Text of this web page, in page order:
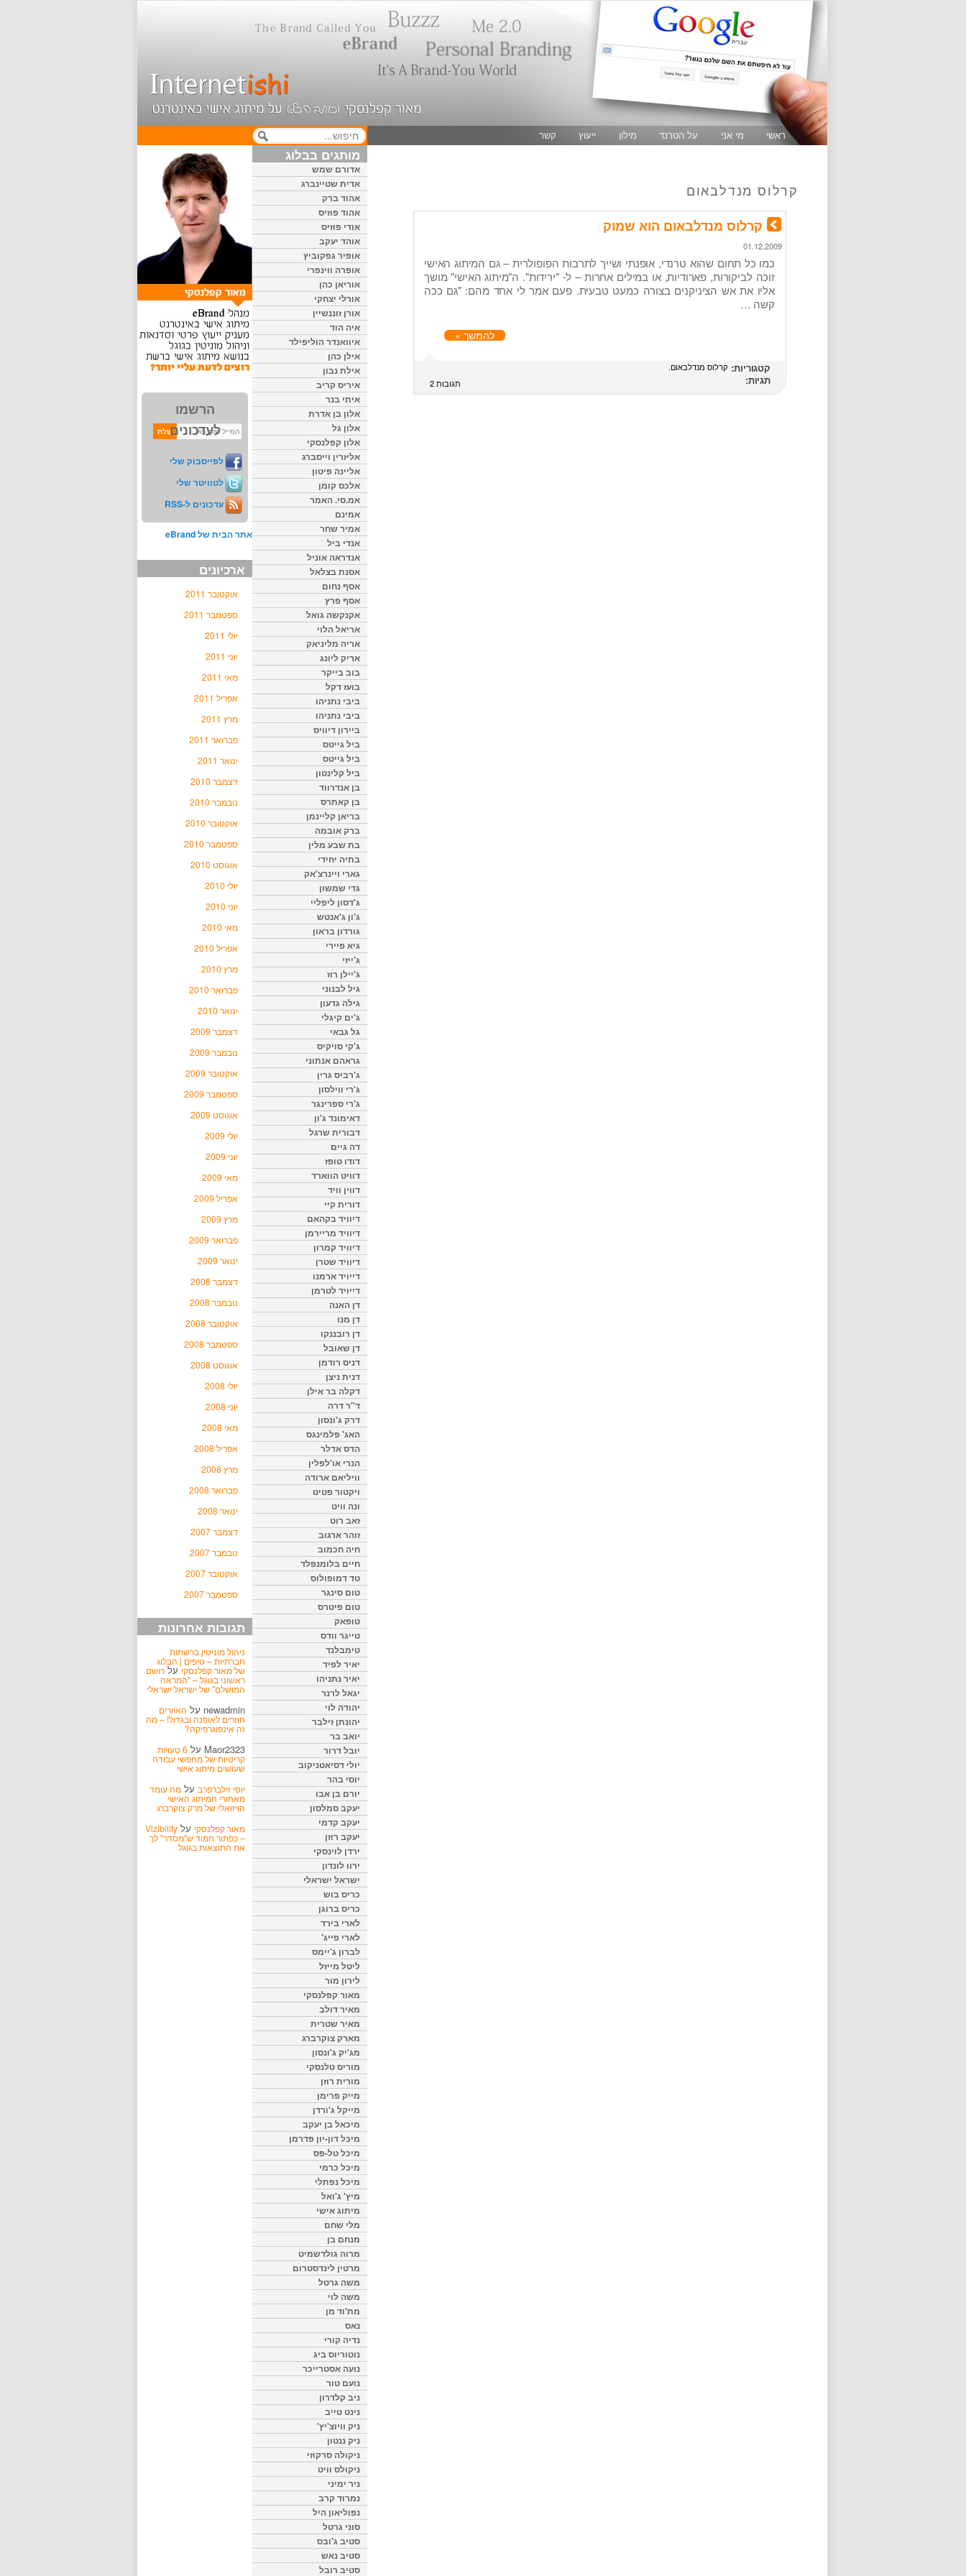
ראשי מי אני על הטרנד מילון ייעוץ קשר
קרלוס מנדלבאום
קרלוס מנדלבאום הוא שמוק
01.12.2009
כמו כל תחום שהוא טרנדי, אופנתי ושייך לתרבות הפופולרית – גם המיתוג האישי
זוכה לביקורות, פארודיות, או במילים אחרות – ל- "ירידות". ה"מיתוג האישי" מושך
אליו את אש הציניקנים בצורה כמעט טבעית. פעם אמר לי אחד מהם: "גם ככה
קשה …
להמשך »
קטגוריות: קרלוס מנדלבאום
תגיות: תגובות 2
הרשמו
לעדכונים
לפייסבוק שלי
לטוויטר שלי
עדכונים ל-RSS
אתר הבית של eBrand
ארכיונים
אוקטובר 2011
ספטמבר 2011
יולי 2011
יוני 2011
מאי 2011
אפריל 2011
מרץ 2011
פברואר 2011
ינואר 2011
דצמבר 2010
נובמבר 2010
אוקטובר 2010
ספטמבר 2010
אוגוסט 2010
יולי 2010
יוני 2010
מאי 2010
אפריל 2010
מרץ 2010
פברואר 2010
ינואר 2010
דצמבר 2009
נובמבר 2009
אוקטובר 2009
ספטמבר 2009
אוגוסט 2009
יולי 2009
יוני 2009
מאי 2009
אפריל 2009
מרץ 2009
פברואר 2009
ינואר 2009
דצמבר 2008
נובמבר 2008
אוקטובר 2008
ספטמבר 2008
אוגוסט 2008
יולי 2008
יוני 2008
מאי 2008
אפריל 2008
מרץ 2008
פברואר 2008
ינואר 2008
דצמבר 2007
נובמבר 2007
אוקטובר 2007
ספטמבר 2007
תגובות אחרונות
ניהול מוניטין ברשתות
חברתיות – טיפים | הבלוג
של מאור קפלנסקיעל רושם
ראשוני בגוגל – "המראה
המושלם" של ישראל ישראלי
newadmin על האיורים
חוזרים לאופנה ובגדול! – מה
זה אינפוגרפיקה?
Maor2323 על 6 טעויות
קריטיות של מחפשי עבודה
שעושים מיתוג אישי
יוסי זילברפרב על מה עומד
מאחורי המיתוג האישי
הויזואלי של מרק צוקרברג
מאור קפלנסקי על Vizibility
– כפתור חמוד ש"מסדר" לך
את התוצאות בגוגל
מותגים בבלוג
אדורם שמש
אדית שטיינברג
אהוד ברק
אהוד פוזיס
אודי פוזיס
אוהד יעקב
אופיר גפקוביץ
אופרה ווינפרי
אוריאן כהן
אורלי יצחקי
אורן זוננשיין
איה הוד
איוואנדר הוליפילד
אילן כהן
אילת נבון
איריס קריב
איתי בנר
אלון בן אדרת
אלון גל
אלון קפלנסקי
אליזרין וייסברג
אליינה פיטון
אלכס קומן
אמ.סי. האמר
אמינם
אמיר שחר
אנדי ביל
אנדראה אוניל
אסנת בצלאל
אסף נחום
אסף פרץ
אקנקשה גואל
אריאל הלוי
אריה מליניאק
אריק ליונג
בוב בייקר
בועז דקל
ביבי נתניהו
ביבי נתניהו
ביירון דיוויס
ביל גייטס
ביל גייטס
ביל קלינטון
בן אנדרווד
בן קאתרס
בריאן קליינמן
ברק אובמה
בת שבע מלין
בתיה יחידי
גארי ויינרצ'אק
גדי שמשון
ג'דסון ליפליי
ג'ון ג'אנטש
גורדון בראון
גיא פיירי
ג'ייזי
ג'יילן רוז
גיל לבנוני
גילה גדעון
ג'ים קיגלי
גל גבאי
ג'קי סויקיס
גראהם אנתוני
ג'רביס גרין
ג'רי ווילסון
ג'רי ספרינגר
דאימונד ג'ון
דבורית שרגל
דה גיים
דודו טופז
דוויט הווארד
דווין וויד
דורית קיי
דיוויד בקהאם
דיוויד מריירמן
דיוויד קמרון
דיוויד שטרן
דייויד ארמנו
דייויד לטרמן
דן האנה
דן מנו
דן רובננקו
דן שאובל
דניס רודמן
דנית ניצן
דקלה בר אילן
ד"ר דרה
דרק ג'ונסון
האג' פלמינגס
הדס אדלר
הנרי או'לפלין
וויליאם ארודה
ויקטור פטיט
ונה וויט
זאב רוט
זוהר ארגוב
חיה חכמוב
חיים בלומנפלד
טד דמופולוס
טום סינגר
טום פיטרס
טופאק
טייגר וודס
טימבלנד
יאיר לפיד
יאיר נתניהו
יגאל לרנר
יהודה לוי
יהונתן זילבר
יואב בר
יובל דרור
יולי דסיאטניקוב
יוסי בהר
יורם בן אבו
יעקב סמלסון
יעקב קדמי
יעקב רוזן
ירדן לוינסקי
ירוו לונדון
ישראל ישראלי
כריס בוש
כריס ברוגן
לארי בירד
לארי פייג'
לברון ג'יימס
ליטל מייזל
לירון מור
מאור קפלנסקי
מאיר דולב
מאיר שטרית
מארק צוקרברג
מג'יק ג'ונסון
מוריס טלנסקי
מורית רוזן
מייק פרימן
מייקל ג'ורדן
מיכאל בן יעקב
מיכל דון-יון פדרמן
מיכל טל-פס
מיכל כרמי
מיכל נפתלי
מיץ' ג'ואל
מיתוג אישי
מלי שחם
מנחם בן
מרוה גולדשמיט
מרטין לינדסטרום
משה גרטל
משה לוי
מת'וד מן
נאס
נדיה קורי
נוטוריוס ביג
נועה אסטרייכר
נועם טור
ניב קלדרון
נינט טייב
ניק וויוצ'יץ'
ניק ננטון
ניקולה סרקוזי
ניקולס וויט
ניר ימיני
נמרוד קרב
נפוליאון היל
סוני גרטל
סטיב ג'ובס
סטיב נאש
סטיב רובל